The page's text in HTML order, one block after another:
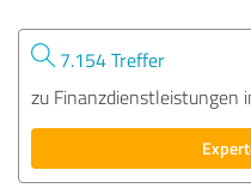
7.154 Treffer
zu Finanzdienstleistungen